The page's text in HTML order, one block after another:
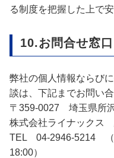
る制度を把握した上で
10.お問合せ窓口
弊社の個人情報ならび
談は、下記までお問い
〒359-0027 埼玉県所
株式会社ライナックス
TEL 04-2946-5214 （
18:00）